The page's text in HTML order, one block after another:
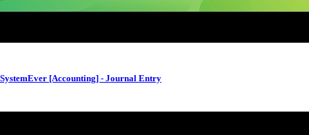
SystemEver [Accounting] - Journal Entry